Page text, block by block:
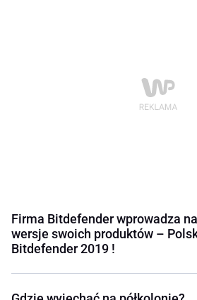
Firma Bitdefender wprowadza
wersje swoich produktów –
Bitdefender 2019 !